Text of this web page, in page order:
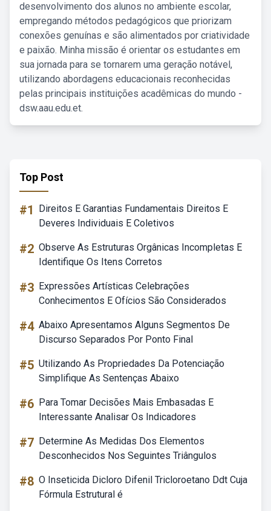
desenvolvimento dos alunos no ambiente escolar,
empregando métodos pedagógicos que priorizam
conexões genuínas e são alimentados por criatividade
e paixão. Minha missão é orientar os estudantes em
sua jornada para se tornarem uma geração notável,
utilizando abordagens educacionais reconhecidas
pelas principais instituições acadêmicas do mundo -
dsw.aau.edu.et.
Top Post
#1
Direitos E Garantias Fundamentais Direitos E
Deveres Individuais E Coletivos
#2 Observe As Estruturas Orgânicas Incompletas E
Identifique Os Itens Corretos
#3 Expressões Artísticas Celebrações
Conhecimentos E Ofícios São Considerados
#4 Abaixo Apresentamos Alguns Segmentos De
Discurso Separados Por Ponto Final
#5 Utilizando As Propriedades Da Potenciação
Simplifique As Sentenças Abaixo
#6 Para Tomar Decisões Mais Embasadas E
Interessante Analisar Os Indicadores
#7 Determine As Medidas Dos Elementos
Desconhecidos Nos Seguintes Triângulos
#8 O Inseticida Dicloro Difenil Tricloroetano Ddt Cuja
Fórmula Estrutural é